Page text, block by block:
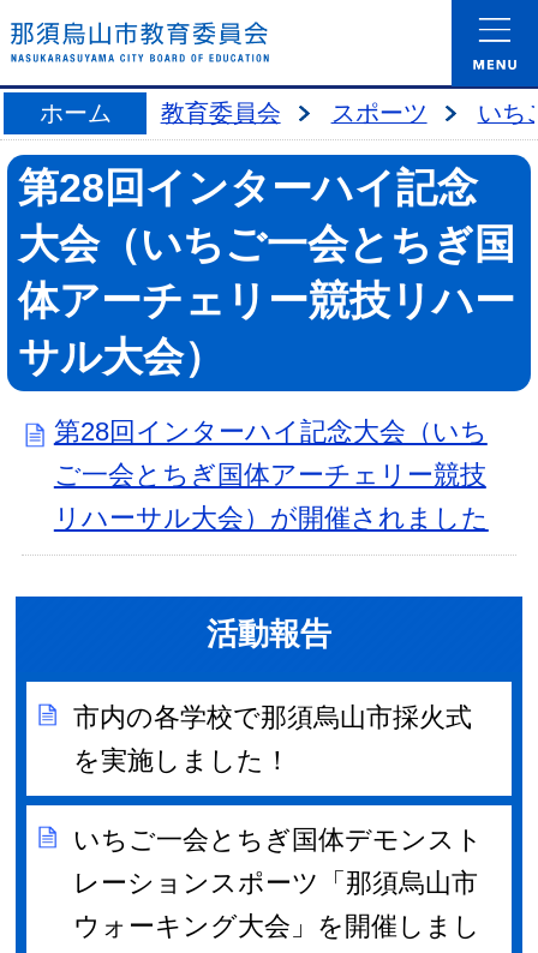
ホーム 教育委員会 スポーツ いち
第28回インターハイ記念
大会（いちご一会とちぎ国
体アーチェリー競技リハー
サル大会）
第28回インターハイ記念大会（いち
ご一会とちぎ国体アーチェリー競技
リハーサル大会）が開催されました
活動報告
市内の各学校で那須烏山市採火式
を実施しました！
いちご一会とちぎ国体デモンスト
レーションスポーツ「那須烏山市
ウォーキング大会」を開催しまし